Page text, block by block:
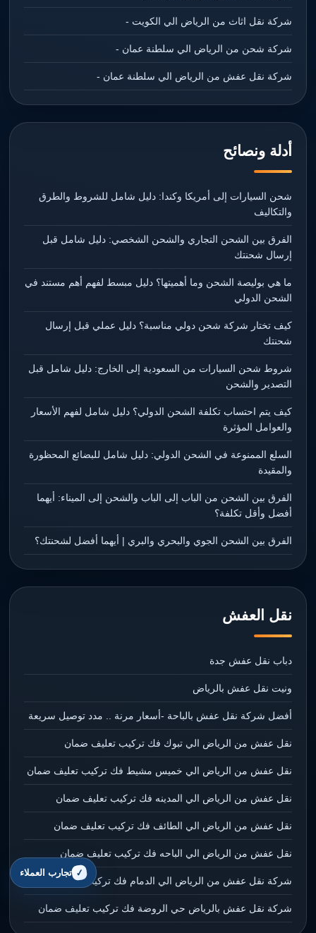
شركة نقل اثاث من الرياض الي الكويت -
شركة شحن من الرياض الي سلطنة عمان -
شركة نقل عفش من الرياض الي سلطنة عمان -
أدلة ونصائح
شحن السيارات إلى أمريكا وكندا: دليل شامل للشروط والطرق
والتكاليف
الفرق بين الشحن التجاري والشحن الشخصي: دليل شامل قبل
إرسال شحنتك
ما هي بوليصة الشحن وما أهميتها؟ دليل مبسط لفهم أهم مستند في
الشحن الدولي
كيف تختار شركة شحن دولي مناسبة؟ دليل عملي قبل إرسال
شحنتك
شروط شحن السيارات من السعودية إلى الخارج: دليل شامل قبل
التصدير والشحن
كيف يتم احتساب تكلفة الشحن الدولي؟ دليل شامل لفهم الأسعار
والعوامل المؤثرة
السلع الممنوعة في الشحن الدولي: دليل شامل للبضائع المحظورة
والمقيدة
الفرق بين الشحن من الباب إلى الباب والشحن إلى الميناء: أيهما
أفضل وأقل تكلفة؟
الفرق بين الشحن الجوي والبحري والبري | أيهما أفضل لشحنتك؟
نقل العفش
دباب نقل عفش جدة
ونيت نقل عفش بالرياض
أفضل شركة نقل عفش بالباحة -أسعار مرنة .. مدد توصيل سريعة
نقل عفش من الرياض الي تبوك فك تركيب تعليف ضمان
نقل عفش من الرياض الي خميس مشيط فك تركيب تعليف ضمان
نقل عفش من الرياض الي المدينه فك تركيب تعليف ضمان
نقل عفش من الرياض الي الطائف فك تركيب تعليف ضمان
نقل عفش من الرياض الي الباحه فك تركيب تعليف ضمان
شركة نقل عفش من الرياض الي الدمام فك تركيب تعليف ضمان
شركة نقل عفش بالرياض حي الروضة فك تركيب تعليف ضمان
تجارب العملاء